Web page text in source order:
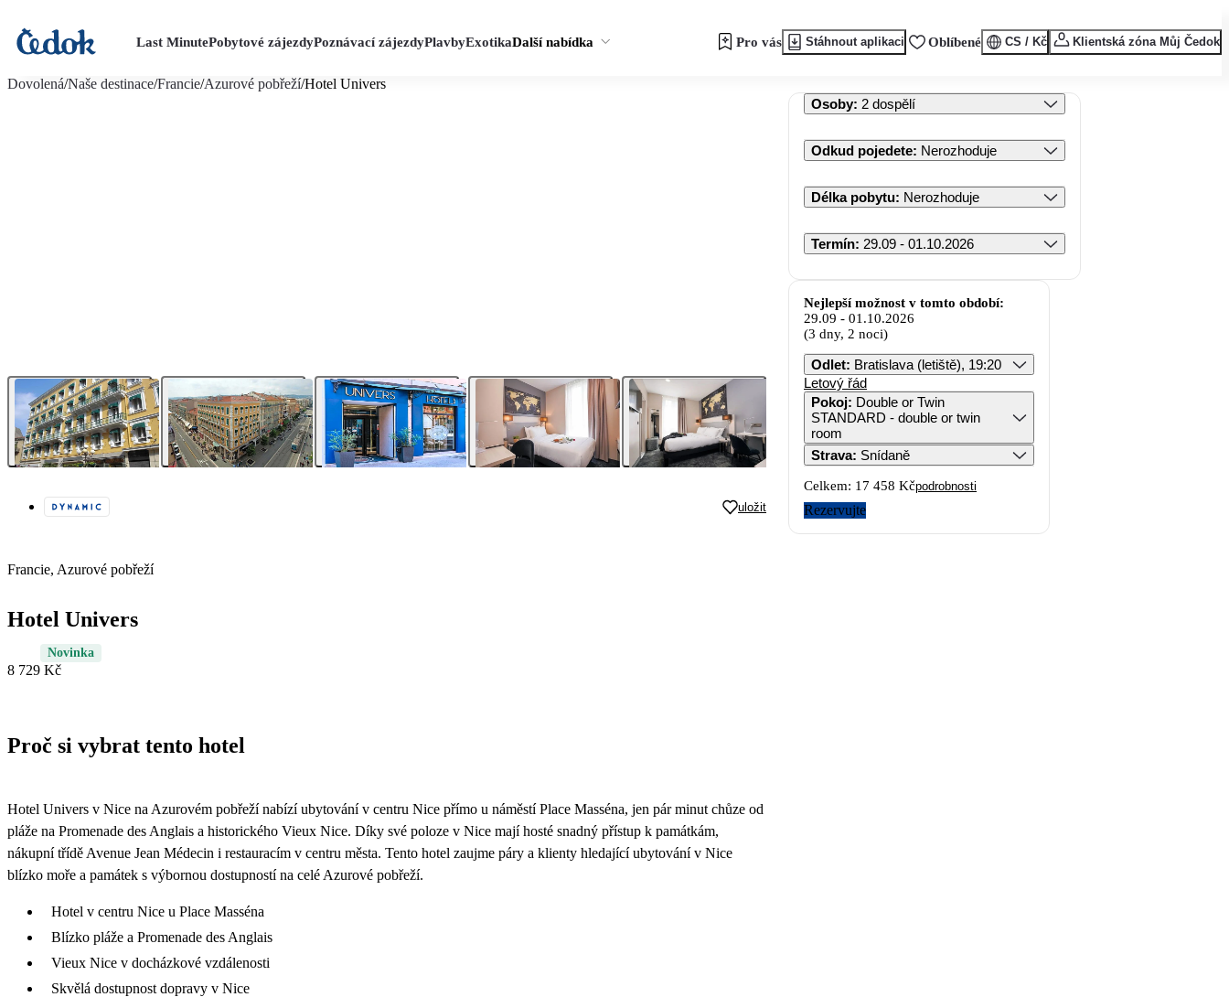
Last MinutePobytové zájezdyPoznávací zájezdyPlavbyExotikaDalší nabídka Pro vás Stáhnout aplikaci Oblíbené CS / Kč Klientská zóna Můj Čedok
Dovolená/Naše destinace/Francie/Azurové pobřeží/Hotel Univers
uložit
Francie, Azurové pobřeží
Hotel Univers
Novinka
8 729 Kč
Proč si vybrat tento hotel
Hotel Univers v Nice na Azurovém pobřeží nabízí ubytování v centru Nice přímo u náměstí Place Masséna, jen pár minut chůze od
pláže na Promenade des Anglais a historického Vieux Nice. Díky své poloze v Nice mají hosté snadný přístup k památkám,
nákupní třídě Avenue Jean Médecin i restauracím v centru města. Tento hotel zaujme páry a klienty hledající ubytování v Nice
blízko moře a památek s výbornou dostupností na celé Azurové pobřeží.
Hotel v centru Nice u Place Masséna
Blízko pláže a Promenade des Anglais
Vieux Nice v docházkové vzdálenosti
Skvělá dostupnost dopravy v Nice
Osoby: 2 dospělí
Odkud pojedete: Nerozhoduje
Délka pobytu: Nerozhoduje
Termín: 29.09 - 01.10.2026
Nejlepší možnost v tomto období:
29.09 - 01.10.2026
(3 dny, 2 noci)
Odlet: Bratislava (letiště), 19:20
Letový řád
Pokoj: Double or Twin
STANDARD - double or twin
room
Strava: Snídaně
Celkem: 17 458 Kčpodrobnosti
Rezervujte